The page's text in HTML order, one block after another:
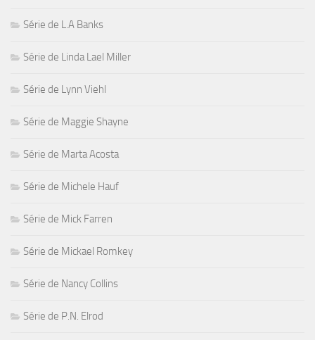
Série de L.A Banks
Série de Linda Lael Miller
Série de Lynn Viehl
Série de Maggie Shayne
Série de Marta Acosta
Série de Michele Hauf
Série de Mick Farren
Série de Mickael Romkey
Série de Nancy Collins
Série de P.N. Elrod